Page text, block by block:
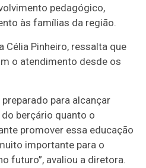
pedagógico,
às famílias da região.
Célia Pinheiro, ressalta que
o atendimento desde os
para alcançar
berçário quanto o
promover essa educação
importante para o
futuro”, avaliou a diretora.